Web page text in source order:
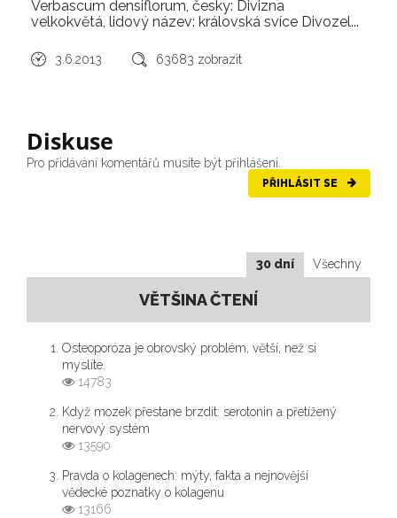
Verbascum densiflorum, česky: Divizna
velkokvětá, lidový název: královská svíce Divozel...
3.6.2013 63683 zobrazit
Diskuse
Pro přidávání komentářů musíte být přihlášeni.
PŘIHLÁSIT SE
30 dní Všechny
VĚTŠINA ČTENÍ
Osteoporóza je obrovský problém, větší, než si
myslíte.
14783
Když mozek přestane brzdit: serotonin a přetížený
nervový systém
13590
Pravda o kolagenech: mýty, fakta a nejnovější
vědecké poznatky o kolagenu
13166